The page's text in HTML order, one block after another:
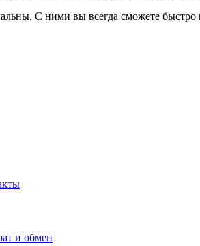
С ними вы всегда сможете
и обмен